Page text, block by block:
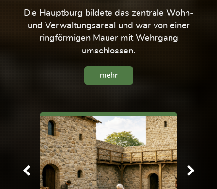
Die Hauptburg bildete das zentrale Wohn-
und Verwaltungsareal und war von einer
ringförmigen Mauer mit Wehrgang
umschlossen.
mehr